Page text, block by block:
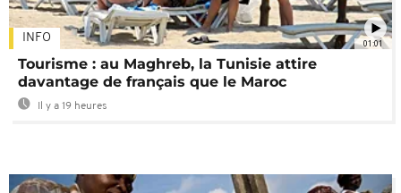
01:01
INFO
Tourisme : au Maghreb, la Tunisie attire
davantage de français que le Maroc
Il y a 19 heures